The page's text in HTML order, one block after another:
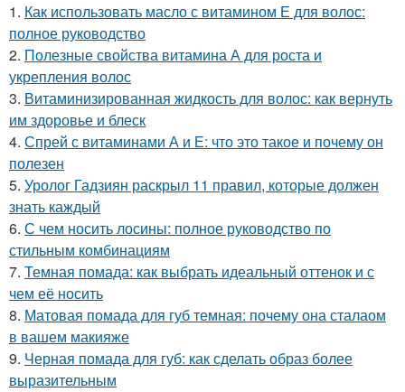
1. Как использовать масло с витамином Е для волос:
полное руководство
2. Полезные свойства витамина А для роста и
укрепления волос
3. Витаминизированная жидкость для волос: как вернуть
им здоровье и блеск
4. Спрей с витаминами А и Е: что это такое и почему он
полезен
5. Уролог Гадзиян раскрыл 11 правил, которые должен
знать каждый
6. С чем носить лосины: полное руководство по
стильным комбинациям
7. Темная помада: как выбрать идеальный оттенок и с
чем её носить
8. Матовая помада для губ темная: почему она сталаом
в вашем макияже
9. Черная помада для губ: как сделать образ более
выразительным